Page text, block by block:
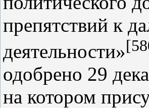
препятствий к
деятельности»
одобрено 29
на котором